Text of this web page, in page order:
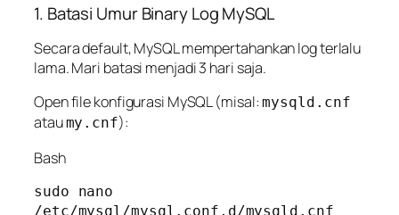
1. Batasi Umur Binary Log MySQL
Secara default, MySQL mempertahankan log terlalu
lama. Mari batasi menjadi 3 hari saja.
Open file konfigurasi MySQL (misal:mysqld.cnf
ataumy.cnf):
Bash
sudo nano